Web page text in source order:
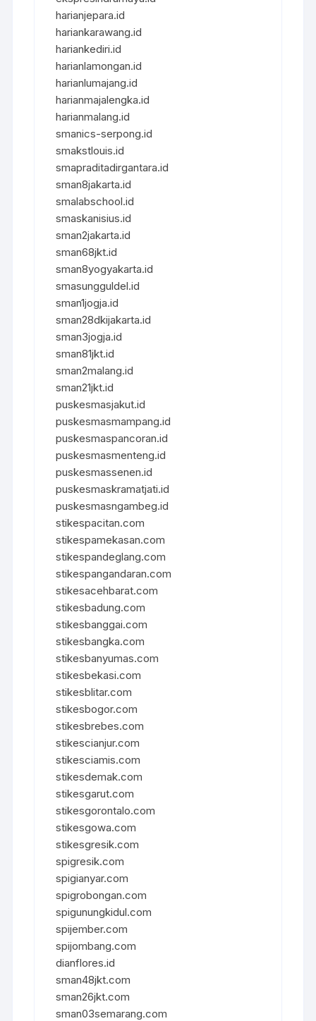
harianjepara.id
hariankarawang.id
hariankediri.id
harianlamongan.id
harianlumajang.id
harianmajalengka.id
harianmalang.id
smanics-serpong.id
smakstlouis.id
smapraditadirgantara.id
sman8jakarta.id
smalabschool.id
smaskanisius.id
sman2jakarta.id
sman68jkt.id
sman8yogyakarta.id
smasungguldel.id
sman1jogja.id
sman28dkijakarta.id
sman3jogja.id
sman81jkt.id
sman2malang.id
sman21jkt.id
puskesmasjakut.id
puskesmasmampang.id
puskesmaspancoran.id
puskesmasmenteng.id
puskesmassenen.id
puskesmaskramatjati.id
puskesmasngambeg.id
stikespacitan.com
stikespamekasan.com
stikespandeglang.com
stikespangandaran.com
stikesacehbarat.com
stikesbadung.com
stikesbanggai.com
stikesbangka.com
stikesbanyumas.com
stikesbekasi.com
stikesblitar.com
stikesbogor.com
stikesbrebes.com
stikescianjur.com
stikesciamis.com
stikesdemak.com
stikesgarut.com
stikesgorontalo.com
stikesgowa.com
stikesgresik.com
spigresik.com
spigianyar.com
spigrobongan.com
spigunungkidul.com
spijember.com
spijombang.com
dianflores.id
sman48jkt.com
sman26jkt.com
sman03semarang.com